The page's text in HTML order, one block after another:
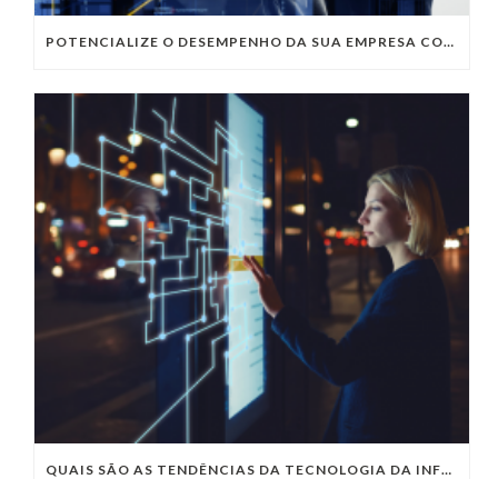
POTENCIALIZE O DESEMPENHO DA SUA EMPRESA COM OS SERVIÇOS DE TI DA VIVO VITA
QUAIS SÃO AS TENDÊNCIAS DA TECNOLOGIA DA INFORMAÇÃO PARA 2023?